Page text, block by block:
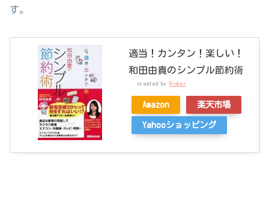
す。
適当！カンタン！楽しい！
和田由貴のシンプル節約術
created by Rinker
Amazon 楽天市場
Yahooショッピング